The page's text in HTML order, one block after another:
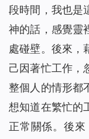
段時間，我也是
神的話，感覺靈
處碰壁。後來，
己因著忙工作，
整個人的情形都
想知道在繁忙的
正常關係。後